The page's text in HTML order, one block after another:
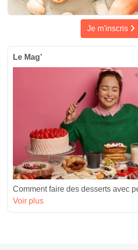
Je m'inscris
Le Mag’
Comment faire des desserts avec
Voir plus